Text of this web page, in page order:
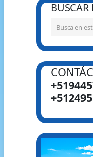
BUSCAR